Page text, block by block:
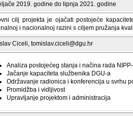
2019. godine do lipnja 2021. godine
cilj projekta je ojačati postojeće
i nacionalnoj razini s ciljem pružanja
Ciceli, tomislav.ciceli@dgu.hr
Analiza postojećeg stanja i načina rada
Jačanje kapaciteta službenika DGU-a
Održavanje radionica i konferencija u svrhu
Promidžba i vidljivost
Upravljanje projektom i administracija